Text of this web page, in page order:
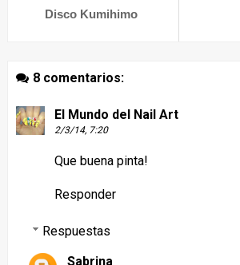
Disco Kumihimo
8 comentarios:
El Mundo del Nail Art
2/3/14, 7:20
Que buena pinta!
Responder
Respuestas
Sabrina